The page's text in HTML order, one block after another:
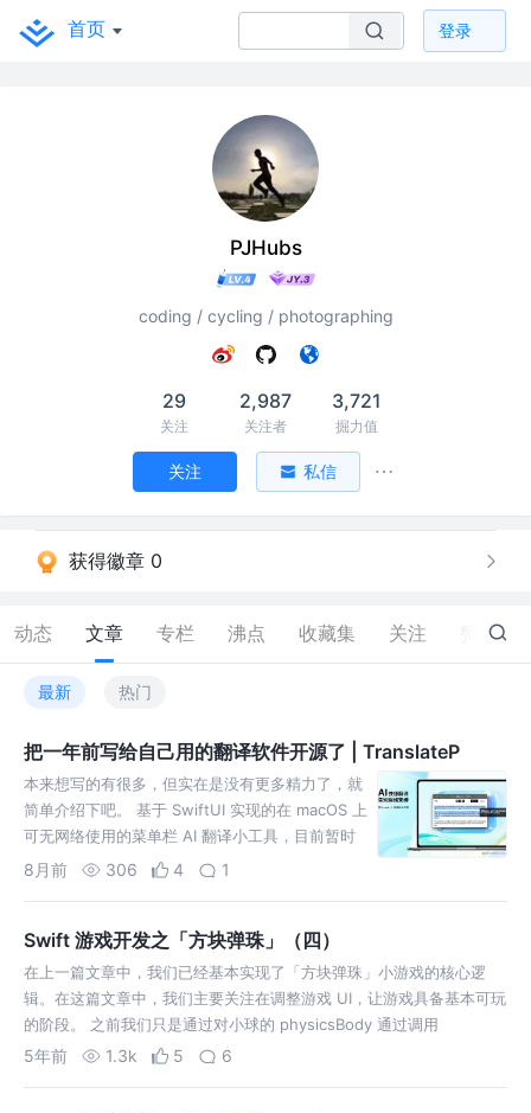
首页 登录
PJHubs
coding / cycling / photographing
29
关注
2,987
关注者
3,721
掘力值
关注 私信
获得徽章 0
动态 文章 专栏 沸点 收藏集 关注 145
最新 热门
把一年前写给自己用的翻译软件开源了 | TranslateP
本来想写的有很多，但实在是没有更多精力了，就
简单介绍下吧。 基于 SwiftUI 实现的在 macOS 上
可无网络使用的菜单栏 AI 翻译小工具，目前暂时
只支持英译中和中译英，可朗读原文也可查看音
8月前 306 4 1
Swift 游戏开发之「方块弹珠」（四）
在上一篇文章中，我们已经基本实现了「方块弹珠」小游戏的核心逻
辑。在这篇文章中，我们主要关注在调整游戏 UI，让游戏具备基本可玩
的阶段。 之前我们只是通过对小球的 physicsBody 通过调用
applyForce 设置一个初始力，让小球在这个「初始力」的作用下进行
5年前 1.3k 5 6